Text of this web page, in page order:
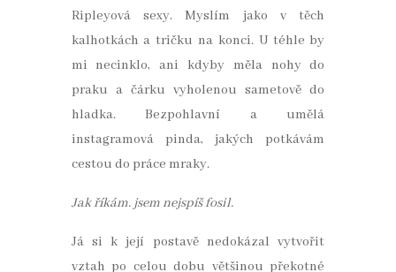
Ripleyová sexy. Myslím jako v těch
kalhotkách a tričku na konci. U téhle by
mi necinklo, ani kdyby měla nohy do
praku a čárku vyholenou sametově do
hladka. Bezpohlavní a umělá
instagramová pinda, jakých potkávám
cestou do práce mraky.
Jak říkám. jsem nejspíš fosil.
Já si k její postavě nedokázal vytvořit
vztah po celou dobu většinou překotné